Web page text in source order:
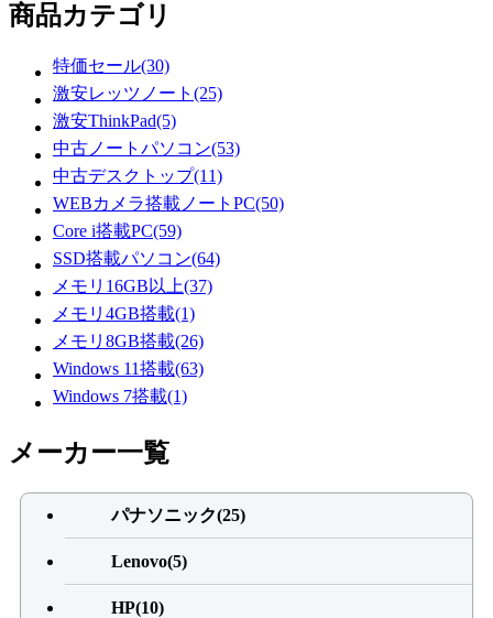
商品カテゴリ
特価セール(30)
激安レッツノート(25)
激安ThinkPad(5)
中古ノートパソコン(53)
中古デスクトップ(11)
WEBカメラ搭載ノートPC(50)
Core i搭載PC(59)
SSD搭載パソコン(64)
メモリ16GB以上(37)
メモリ4GB搭載(1)
メモリ8GB搭載(26)
Windows 11搭載(63)
Windows 7搭載(1)
メーカー一覧
パナソニック(25)
Lenovo(5)
HP(10)